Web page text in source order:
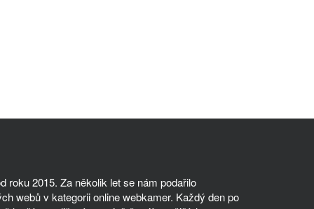
roku 2015. Za několik let se nám podařilo
webů v kategorii online webkamer. Každý den po